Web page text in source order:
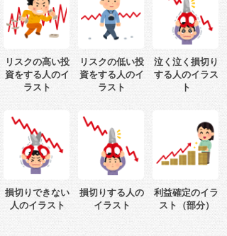
リスクの高い投
資をする人のイ
ラスト
リスクの低い投
資をする人のイ
ラスト
泣く泣く損切り
する人のイラス
ト
損切りできない
人のイラスト
損切りする人の
イラスト
利益確定のイラ
スト（部分）